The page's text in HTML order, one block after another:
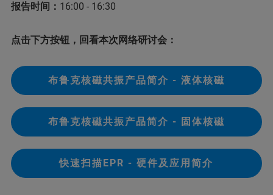
报告时间： 16:00 - 16:30
点击下方按钮，回看本次网络研讨会：
布鲁克核磁共振产品简介 - 液体核磁
布鲁克核磁共振产品简介 - 固体核磁
快速扫描EPR - 硬件及应用简介